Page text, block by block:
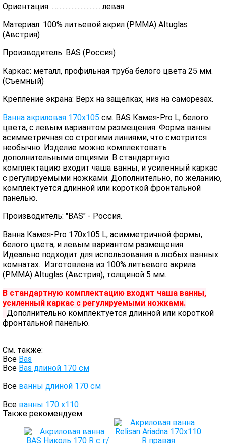
Ориентация ................................. левая
Материал: 100% литьевой акрил (PMMA) Altuglas
(Австрия)
Производитель: BAS (Россия)
Каркас: металл, профильная труба белого цвета 25 мм.
(Съемный)
Крепление экрана: Верх на защелках, низ на саморезах.
Ванна акриловая 170х105 см. BAS Камея-Pro L, белого
цвета, с левым вариантом размещения. Форма ванны
асимметричная со строгими линиями, что смотрится
необычно. Изделие можно комплектовать
дополнительными опциями. В стандартную
комплектацию входит чаша ванны, и усиленный каркас
с регулируемыми ножками. Дополнительно, по желанию,
комплектуется длинной или короткой фронтальной
панелью.
Производитель: "BAS" - Россия.
Ванна Камея-Pro 170x105 L, асимметричной формы,
белого цвета, и левым вариантом размещения.
Идеально подходит для использования в любых ванных
комнатах. Изготовлена из 100% литьевого акрила
(PMMA) Altuglas (Австрия), толщиной 5 мм.
В стандартную комплектацию входит чаша ванны,
усиленный каркас с регулируемыми ножками.
Дополнительно комплектуется длинной или короткой
фронтальной панелью.
См. также:
Все Bas
Все Bas длиной 170 см
Все ванны длиной 170 см
Все ванны 170 х110
Также рекомендуем